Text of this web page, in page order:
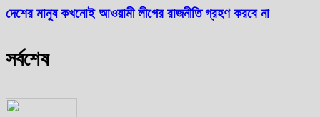
দেশের মানুষ কখনোই আওয়ামী লীগের রাজনীতি গ্রহণ করবে না
সর্বশেষ